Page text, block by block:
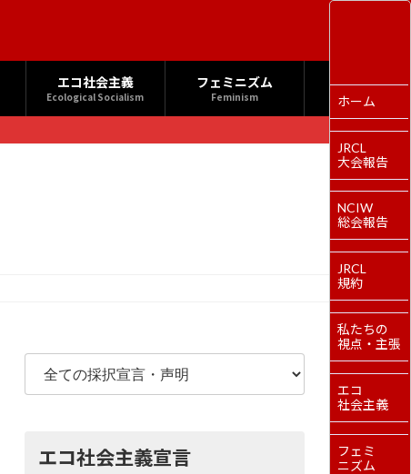
エコ社会主義
Ecological Socialism
フェミニズム
Feminism
エコ社会主義宣言
ホーム
JRCL
大会報告
NCIW
総会報告
JRCL
規約
私たちの
視点・主張
エコ
社会主義
フェミ
ニズム